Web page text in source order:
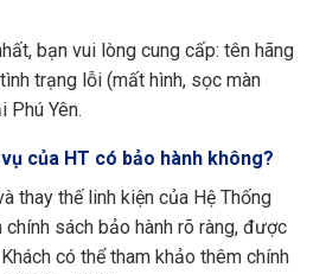
bạn vui lòng cung cấp: tên hãng
trạng lỗi (mất hình, sọc màn
Phú Yên.
của HT có bảo hành không?
thay thế linh kiện của Hệ Thống
sách bảo hành rõ ràng, được
có thể tham khảo thêm chính